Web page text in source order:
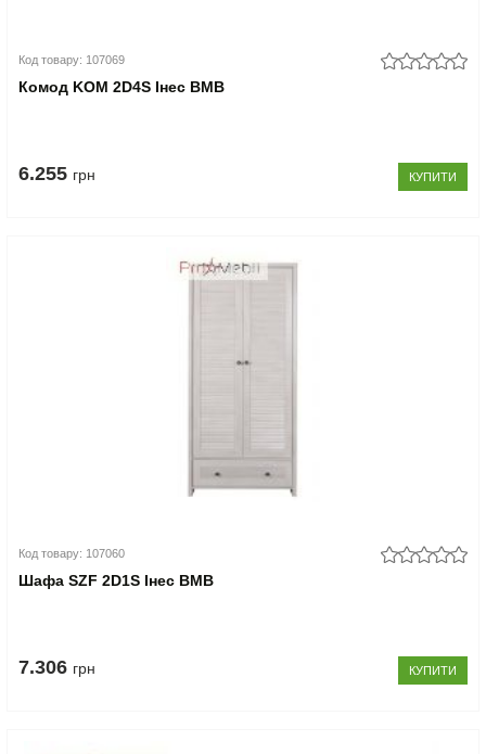
Код товару: 107069
Комод KOM 2D4S Інес ВМВ
6.255 грн КУПИТИ
Код товару: 107060
Шафа SZF 2D1S Інес ВМВ
7.306 грн КУПИТИ